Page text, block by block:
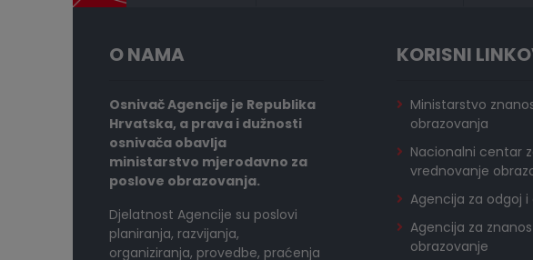
O NAMA
Osnivač Agencije je Republika
Hrvatska, a prava i dužnosti
osnivača obavlja
ministarstvo mjerodavno za
poslove obrazovanja.
Djelatnost Agencije su poslovi
planiranja, razvijanja,
organiziranja, provedbe, praćenja
KORISNI
Ministarstvo
obrazovanja
Nacionalni centar
vrednovanje
Agencija za odgoj
Agencija za
obrazovanje